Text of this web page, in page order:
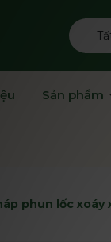
Sản phẩm
phun lốc xoáy